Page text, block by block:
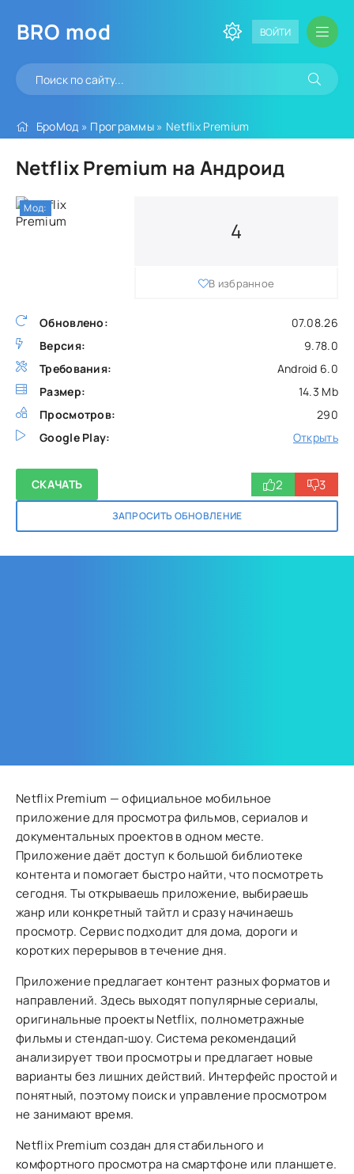
BRO mod ВОЙТИ
БроМод » Программы » Netflix Premium
Netflix Premium на Андроид
Обновлено:
07.08.26
Версия:
9.78.0
Требования:
Android 6.0
Размер:
14.3 Mb
Просмотров:
290
Google Play:
Открыть
4
В избранное
СКАЧАТЬ
ЗАПРОСИТЬ ОБНОВЛЕНИЕ
2 3
Мод:
Netflix Premium — официальное мобильное
приложение для просмотра фильмов, сериалов и
документальных проектов в одном месте.
Приложение даёт доступ к большой библиотеке
контента и помогает быстро найти, что посмотреть
сегодня. Ты открываешь приложение, выбираешь
жанр или конкретный тайтл и сразу начинаешь
просмотр. Сервис подходит для дома, дороги и
коротких перерывов в течение дня.
Приложение предлагает контент разных форматов и
направлений. Здесь выходят популярные сериалы,
оригинальные проекты Netflix, полнометражные
фильмы и стендап‑шоу. Система рекомендаций
анализирует твои просмотры и предлагает новые
варианты без лишних действий. Интерфейс простой и
понятный, поэтому поиск и управление просмотром
не занимают время.
Netflix Premium создан для стабильного и
комфортного просмотра на смартфоне или планшете.